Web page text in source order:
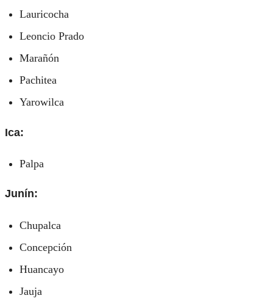
Lauricocha
Leoncio Prado
Marañón
Pachitea
Yarowilca
Ica:
Palpa
Junín:
Chupalca
Concepción
Huancayo
Jauja